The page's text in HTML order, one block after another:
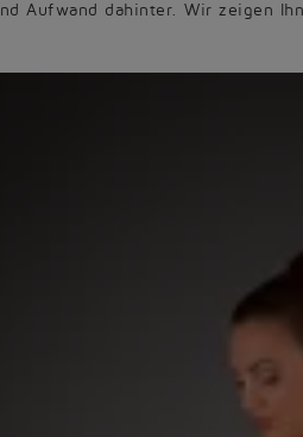
Aufwand dahinter. Wir zeigen